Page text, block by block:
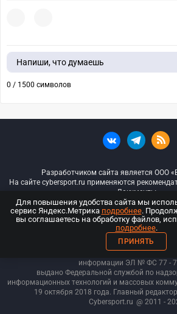
Напиши, что думаешь
0 / 1500 символов
Разработчиком сайта является ООО
На сайте cybersport.ru применяются
Документы
© ООО «Киберспорт.ру» — Все
18+
ООО «Киберспорт.ру». Свидетельство о
информации ЭЛ № ФС 77 -
выдано Федеральной службой по
информационных технологий и массовых
19 октября 2018 года. Главный
Cybersport.ru @ 2011 -
Для повышения удобства сайта мы
сервис Яндекс.Метрика подробнее.
вы соглашаетесь на обработку файлов,
подробнее.
ПРИНЯТЬ